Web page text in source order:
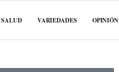
SALUD VARIEDADES OPINIÓN